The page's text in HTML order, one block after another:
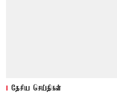
தேசிய செய்திகள்